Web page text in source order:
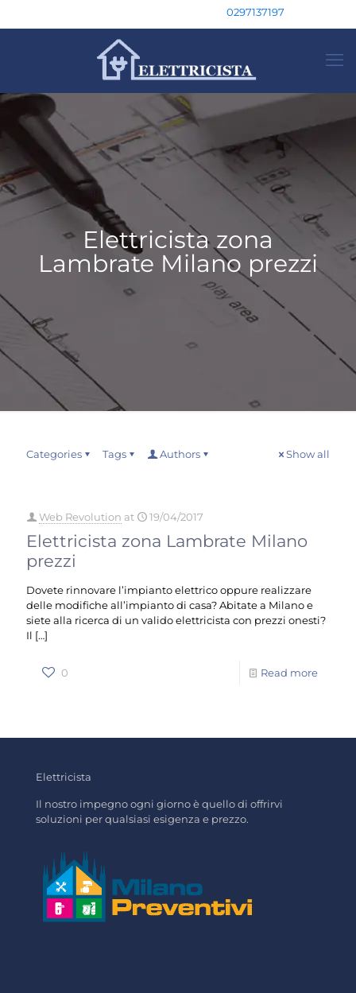
0297137197
Elettricista zona
Lambrate Milano prezzi
Categories Tags Authors Show all
Web Revolution at 19/04/2017
Elettricista zona Lambrate Milano
prezzi
Dovete rinnovare l’impianto elettrico oppure realizzare
delle modifiche all’impianto di casa? Abitate a Milano e
siete alla ricerca di un valido elettricista con prezzi onesti?
Il […]
0 Read more
Elettricista
Il nostro impegno ogni giorno è quello di offrirvi
soluzioni per qualsiasi esigenza e prezzo.